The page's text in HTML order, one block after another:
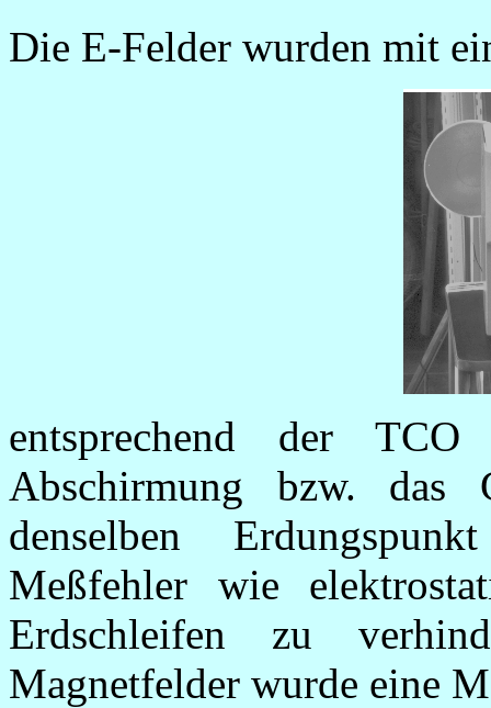
Die E-Felder wurden mit
entsprechend der
Abschirmung bzw. das
denselben
Meßfehler wie
Erdschleifen zu
Magnetfelder wurde eine